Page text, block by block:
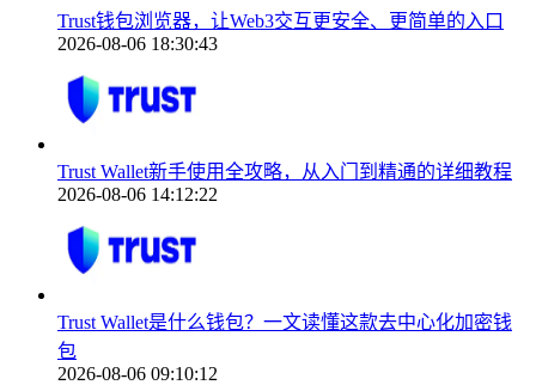
Trust钱包浏览器，让Web3交互更安全、更简单的入口
2026-08-06 18:30:43
Trust Wallet新手使用全攻略，从入门到精通的详细教程
2026-08-06 14:12:22
Trust Wallet是什么钱包？一文读懂这款去中心化加密钱
包
2026-08-06 09:10:12